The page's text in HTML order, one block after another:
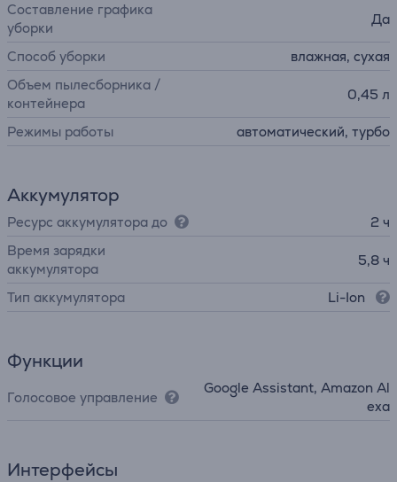
Составление графика
уборки
Да
Способ уборки
влажная, сухая
Объем пылесборника /
контейнера
0,45 л
Режимы работы автоматический, турбо
Аккумулятор
Ресурс аккумулятора до
2 ч
Время зарядки
аккумулятора
5,8 ч
Тип аккумулятора Li-Ion
Функции
Голосовое управление
Google Assistant, Amazon Al
exa
Интерфейсы